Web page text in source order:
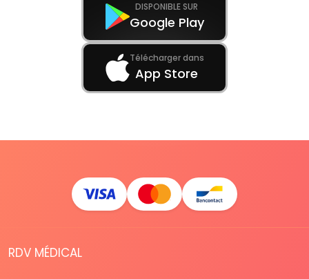
DISPONIBLE SUR
Google Play
Télécharger dans
App Store
RDV MÉDICAL